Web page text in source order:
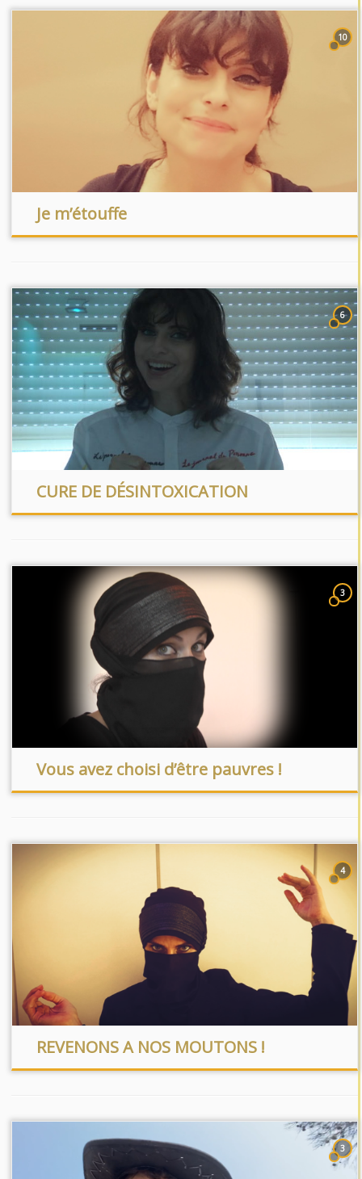
10
Je m’étouffe
6
CURE DE DÉSINTOXICATION
3
Vous avez choisi d’être pauvres !
4
REVENONS A NOS MOUTONS !
3